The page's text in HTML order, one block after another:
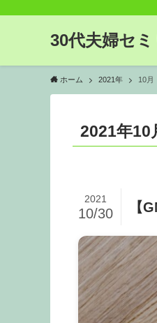
30代夫婦セ
ホーム 2021年 10月
2021年10
【
2021
10/30